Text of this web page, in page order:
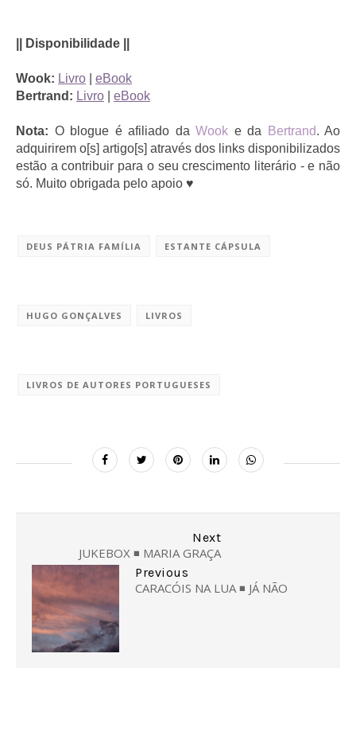
|| Disponibilidade ||
Wook: Livro
eBook
Bertrand: Livro eBook
Nota: O blogue é afiliado da Wook e da Bertrand. Ao
adquirirem o[s] artigo[s] através dos links disponibilizados
estão a contribuir para o seu crescimento literário - e não
só. Muito obrigada pelo apoio ♥
DEUS PÁTRIA FAMÍLIA ESTANTE CÁPSULA
HUGO GONÇALVES LIVROS
LIVROS DE AUTORES PORTUGUESES
Next
JUKEBOX ◾ MARIA GRAÇA
Previous
CARACÓIS NA LUA ◾ JÁ NÃO